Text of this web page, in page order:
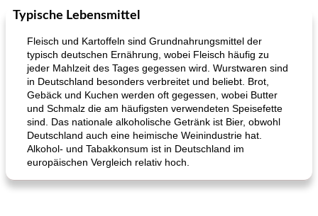
27min
Mittagessen / Snacks
Hühnchen, Süßkartoffelsuppe
Typische Lebensmittel
Fleisch und Kartoffeln sind Grundnahrungsmittel der
typisch deutschen Ernährung, wobei Fleisch häufig zu
jeder Mahlzeit des Tages gegessen wird. Wurstwaren sind
in Deutschland besonders verbreitet und beliebt. Brot,
Gebäck und Kuchen werden oft gegessen, wobei Butter
und Schmalz die am häufigsten verwendeten Speisefette
sind. Das nationale alkoholische Getränk ist Bier, obwohl
Deutschland auch eine heimische Weinindustrie hat.
Alkohol- und Tabakkonsum ist in Deutschland im
europäischen Vergleich relativ hoch.